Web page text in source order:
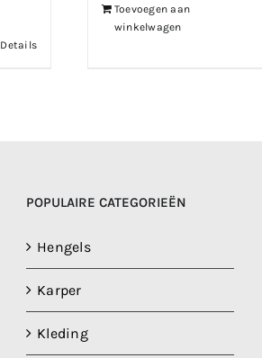
Details
Toevoegen aan
winkelwagen
POPULAIRE CATEGORIEËN
Hengels
Karper
Kleding